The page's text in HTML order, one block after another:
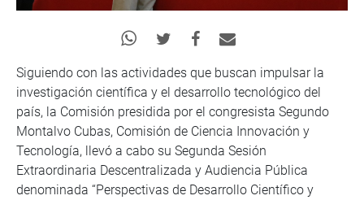
Siguiendo con las actividades que buscan impulsar la
investigación científica y el desarrollo tecnológico del
país, la Comisión presidida por el congresista Segundo
Montalvo Cubas, Comisión de Ciencia Innovación y
Tecnología, llevó a cabo su Segunda Sesión
Extraordinaria Descentralizada y Audiencia Pública
denominada “Perspectivas de Desarrollo Científico y